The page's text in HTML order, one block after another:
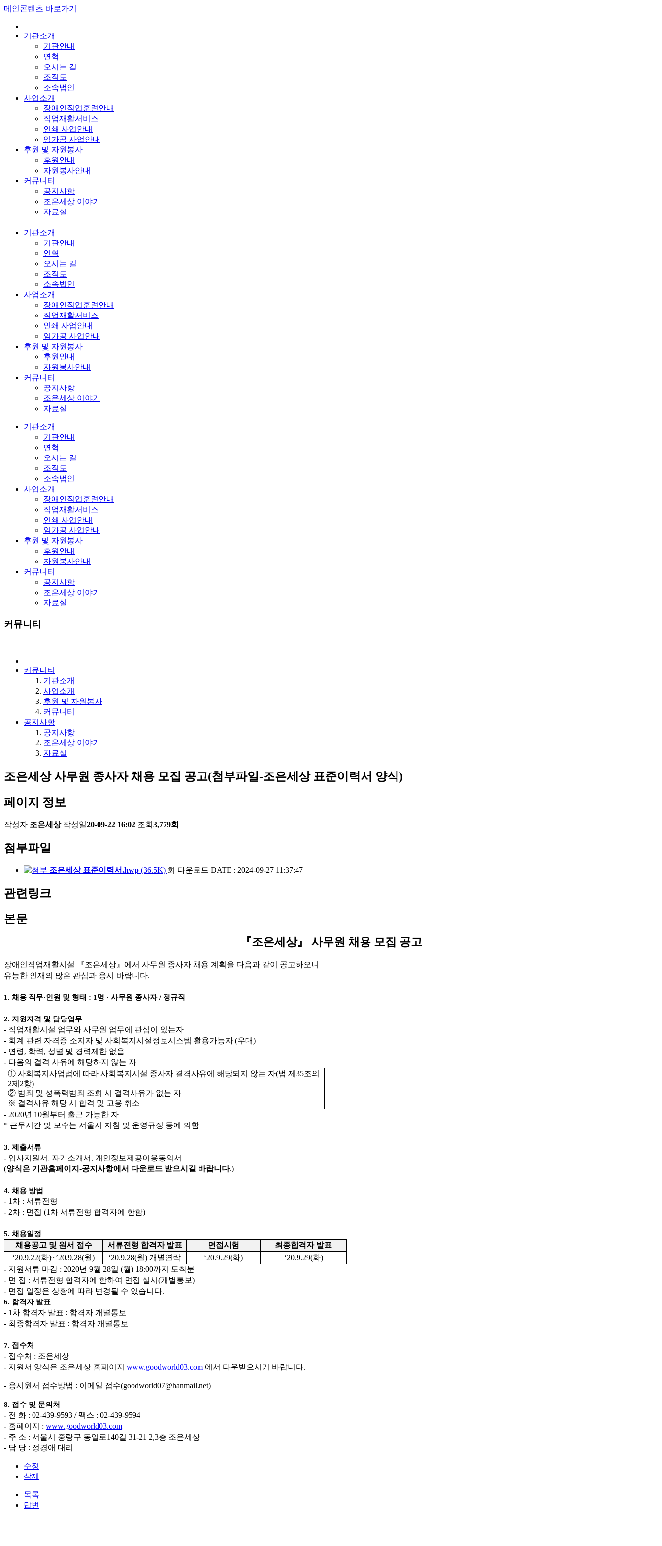
메인콘텐츠 바로가기
기관소개
기관안내
연혁
오시는 길
조직도
소속법인
사업소개
장애인직업훈련안내
직업재활서비스
인쇄 사업안내
임가공 사업안내
후원 및 자원봉사
후원안내
자원봉사안내
커뮤니티
공지사항
조은세상 이야기
자료실
기관소개
기관안내
연혁
오시는 길
조직도
소속법인
사업소개
장애인직업훈련안내
직업재활서비스
인쇄 사업안내
임가공 사업안내
후원 및 자원봉사
후원안내
자원봉사안내
커뮤니티
공지사항
조은세상 이야기
자료실
기관소개
기관안내
연혁
오시는 길
조직도
소속법인
사업소개
장애인직업훈련안내
직업재활서비스
인쇄 사업안내
임가공 사업안내
후원 및 자원봉사
후원안내
자원봉사안내
커뮤니티
공지사항
조은세상 이야기
자료실
커뮤니티
커뮤니티
기관소개
사업소개
후원 및 자원봉사
커뮤니티
공지사항
공지사항
조은세상 이야기
자료실
조은세상 사무원 종사자 채용 모집 공고(첨부파일-조은세상 표준이력서 양식)
페이지 정보
작성자 조은세상 작성일20-09-22 16:02 조회 3,779회
첨부파일
조은세상 표준이력서.hwp (36.5K) 회 다운로드 DATE : 2024-09-27 11:37:47
관련링크
본문
『조은세상』 사무원 채용 모집 공고
장애인직업재활시설 『조은세상 』 에서 사무원 종사자 채용 계획을 다음과 같이 공고하오니
유능한 인재의 많은 관심과 응시 바랍니다.
1. 채용 직무·인원 및 형태 : 1 명 · 사무원 종사자/ 정규직
2. 지원자격 및 담당업무
- 직업재활시설 업무와 사무원 업무에 관심이 있는자
- 회계 관련 자격증 소지자 및 사회복지시설정보시스템 활용가능자 (우대)
- 연령, 학력, 성별 및 경력제한 없음
- 다음의 결격 사유에 해당하지 않는 자
① 사회복지사업법에 따라 사회복지시설 종사자 결격사유에 해당되지 않는 자(법 제 35조의
2제 2항)
② 범죄 및 성폭력범죄 조회 시 결격사유가 없는 자
※ 결격사유 해당 시 합격 및 고용 취소
- 2020년 10월부터 출근 가능한 자
* 근무시간 및 보수는 서울시 지침 및 운영규정 등에 의함
3. 제출서류
- 입사지원서 , 자기소개서 , 개인정보제공이용동의서
(양식은 기관홈페이지 -공지사항에서 다운로드 받으시길 바랍니다.)
4. 채용 방법
- 1 차 : 서류전형
- 2차 : 면접 (1 차 서류전형 합격자에 한함)
5. 채용일정
채용공고 및 원서 접수 서류전형 합격자 발표 면접시험
최종합격자 발표
‘20.9.22(화)~’20.9.28(월) ‘20.9.28(월) 개별연락 ‘20.9.29(화) ‘20.9.29(화)
- 지원서류 마감 : 2020년 9월 28일 (월) 18:00까지 도착분
- 면 접 : 서류전형 합격자에 한하여 면접 실시 (개별통보)
- 면접 일정은 상황에 따라 변경될 수 있습니다.
6. 합격자 발표
- 1 차 합격자 발표 : 합격자 개별통보
- 최종합격자 발표 : 합격자 개별통보
7. 접수처
- 접수처 : 조은세상
- 지원서 양식은 조은세상 홈페이지 www.goodworld03.com 에서 다운받으시기 바랍니다.
- 응시원서 접수방법 : 이메일 접수(goodworld07@hanmail.net)
8. 접수 및 문의처
- 전 화 : 02-439-9593 /팩스 : 02-439-9594
- 홈페이지 : www.goodworld03.com
- 주 소 : 서울시 중랑구 동일로140길 31-21 2,3층 조은세상
- 담 당 : 정경애 대리
수정
삭제
목록
답변